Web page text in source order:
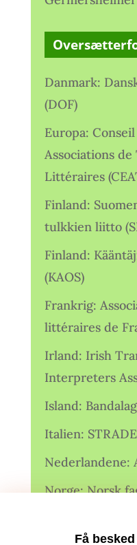
Få
Danmark:
(DOF)
Europa:
Associations
Littéraires
Finland:
tulkkien liitto
Finland:
(KAOS)
Frankrig:
littéraires de
Irland: Irish
Interpreters
Island:
Italien: STRADE
Nederlandene:
Norge: Norsk
Norge: Norsk